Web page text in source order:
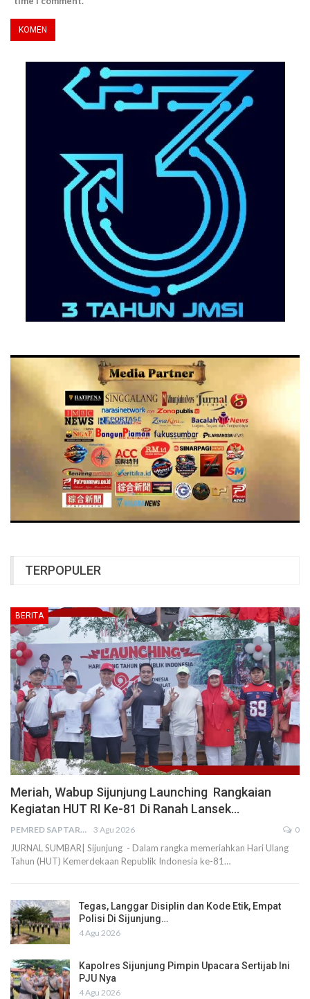
TERPOPULER
BERITA
Meriah, Wabup Sijunjung Launching Rangkaian
Kegiatan HUT RI Ke-81 Di Ranah Lansek…
PEMRED SAPTARIUS 3 Agu 2026 0
JURNAL SUMBAR| Sijunjung - Dalam rangka memeriahkan Hari Ulang
Tahun (HUT) Kemerdekaan Republik Indonesia ke-81…
Tegas, Langgar Disiplin dan Kode Etik, Empat
Polisi Di Sijunjung…
4 Agu 2026
Kapolres Sijunjung Pimpin Upacara Sertijab Ini
PJU Nya
4 Agu 2026